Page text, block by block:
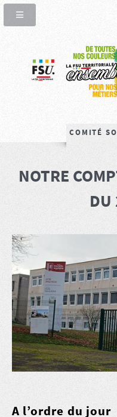
COMITÉ
NOTRE
DU
A l’ordre du jour